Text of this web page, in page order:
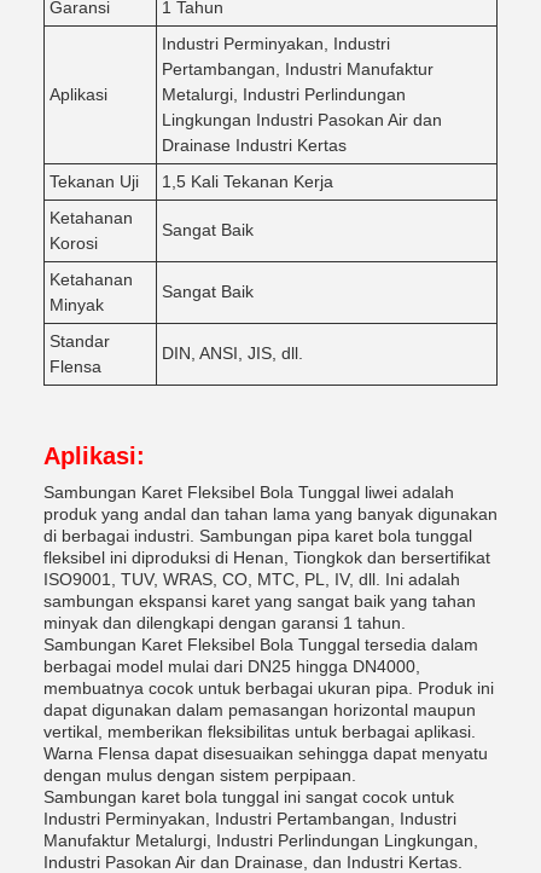
Garansi 1 Tahun
Aplikasi
Industri Perminyakan, Industri
Pertambangan, Industri Manufaktur
Metalurgi, Industri Perlindungan
Lingkungan Industri Pasokan Air dan
Drainase Industri Kertas
Tekanan Uji
1,5 Kali Tekanan Kerja
Ketahanan
Korosi
Sangat Baik
Ketahanan
Minyak
Sangat Baik
Standar
Flensa
DIN, ANSI, JIS, dll.
Aplikasi:
Sambungan Karet Fleksibel Bola Tunggal liwei adalah
produk yang andal dan tahan lama yang banyak digunakan
di berbagai industri. Sambungan pipa karet bola tunggal
fleksibel ini diproduksi di Henan, Tiongkok dan bersertifikat
ISO9001, TUV, WRAS, CO, MTC, PL, IV, dll. Ini adalah
sambungan ekspansi karet yang sangat baik yang tahan
minyak dan dilengkapi dengan garansi 1 tahun.
Sambungan Karet Fleksibel Bola Tunggal tersedia dalam
berbagai model mulai dari DN25 hingga DN4000,
membuatnya cocok untuk berbagai ukuran pipa. Produk ini
dapat digunakan dalam pemasangan horizontal maupun
vertikal, memberikan fleksibilitas untuk berbagai aplikasi.
Warna Flensa dapat disesuaikan sehingga dapat menyatu
dengan mulus dengan sistem perpipaan.
Sambungan karet bola tunggal ini sangat cocok untuk
Industri Perminyakan, Industri Pertambangan, Industri
Manufaktur Metalurgi, Industri Perlindungan Lingkungan,
Industri Pasokan Air dan Drainase, dan Industri Kertas.